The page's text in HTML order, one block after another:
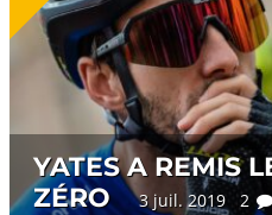
YATES A REMIS
ZÉRO
3 juil. 2019 2